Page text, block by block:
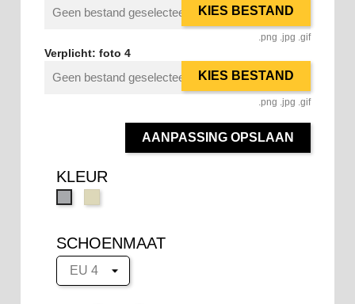
Geen bestand geselecteerd KIES BESTAND
.png .jpg .gif
Verplicht: foto 4
Geen bestand geselecteerd KIES BESTAND
.png .jpg .gif
AANPASSING OPSLAAN
KLEUR
SCHOENMAAT